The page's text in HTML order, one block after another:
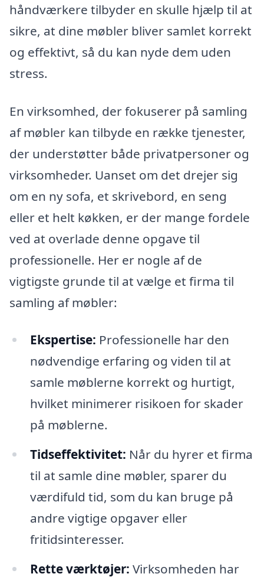
håndværkere tilbyder en skulle hjælp til at
sikre, at dine møbler bliver samlet korrekt
og effektivt, så du kan nyde dem uden
stress.
En virksomhed, der fokuserer på samling
af møbler kan tilbyde en række tjenester,
der understøtter både privatpersoner og
virksomheder. Uanset om det drejer sig
om en ny sofa, et skrivebord, en seng
eller et helt køkken, er der mange fordele
ved at overlade denne opgave til
professionelle. Her er nogle af de
vigtigste grunde til at vælge et firma til
samling af møbler:
Ekspertise: Professionelle har den
nødvendige erfaring og viden til at
samle møblerne korrekt og hurtigt,
hvilket minimerer risikoen for skader
på møblerne.
Tidseffektivitet: Når du hyrer et firma
til at samle dine møbler, sparer du
værdifuld tid, som du kan bruge på
andre vigtige opgaver eller
fritidsinteresser.
Rette værktøjer: Virksomheden har